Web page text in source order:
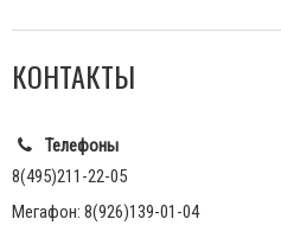
КОНТАКТЫ
Телефоны
8(495)211-22-05
Мегафон: 8(926)139-01-04